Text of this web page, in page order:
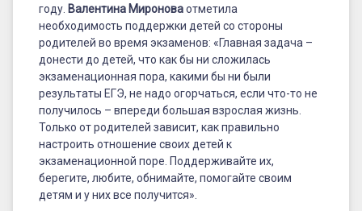
году. Валентина Мироноваотметила
необходимость поддержки детей со стороны
родителей во время экзаменов: «Главная задача –
донести до детей, что как бы ни сложилась
экзаменационная пора, какими бы ни были
результаты ЕГЭ, не надо огорчаться, если что-то не
получилось – впереди большая взрослая жизнь.
Только от родителей зависит, как правильно
настроить отношение своих детей к
экзаменационной поре. Поддерживайте их,
берегите, любите, обнимайте, помогайте своим
детям и у них все получится».